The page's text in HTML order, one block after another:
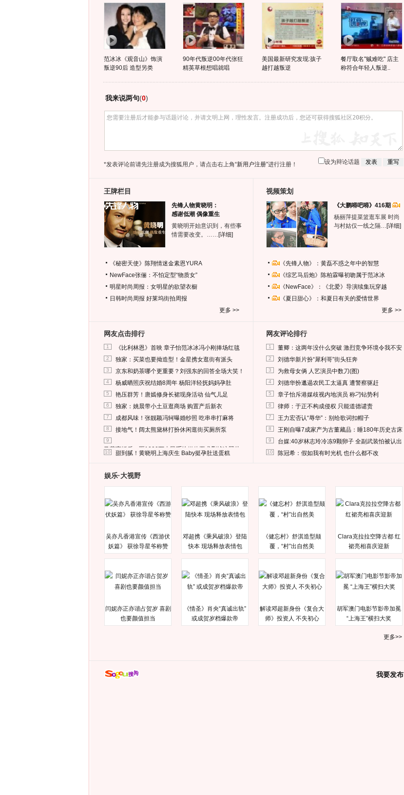
范冰冰《观音山》饰演
叛逆90后 造型另类
90年代叛逆00年代张狂
精英草根想唱就唱
美国最新研究发现:孩子
越打越叛逆
餐厅取名"贼难吃" 店主
称符合年轻人叛逆..
我来说两句(0)
*发表评论前请先注册成为搜狐用户，请点击右上角“新用户注册”进行注册！ 设为辩论话题
王牌栏目
先锋人物黄晓明：
感谢低潮 偶像重生
黄晓明开始意识到，有些事
情需要改变。…… [详细]
《秘密天使》陈翔情迷金素恩YURA
NewFace张俪：不怕定型“物质女”
明星时尚周报：女明星的欲望衣橱
日韩时尚周报 好莱坞街拍周报
更多 >>
视频策划
《大鹏嘚吧嘚》416期
杨丽萍提菜篮逛车展 时尚
与村姑仅一线之隔… [详细]
《先锋人物》：黄磊不惑之年中的智慧
《综艺马后炮》陈柏霖曝初吻属于范冰冰
《NewFace》：《北爱》导演续集玩穿越
《夏日甜心》：和夏日有关的爱情世界
更多 >>
网友点击排行
1 《比利林恩》首映 章子怡范冰冰冯小刚捧场红毯
2 独家：买菜也要拗造型！金星携女逛街有派头
3 京东和奶茶哪个更重要？刘强东的回答全场大笑！
4 杨威晒照庆祝结婚8周年 杨阳洋轻抚妈妈孕肚
5 艳压群芳！唐嫣修身长裙现身活动 仙气儿足
6 独家：姚晨带小土豆逛商场 购置产后新衣
7 成都风味！张靓颖冯轲曝婚纱照 吃串串打麻将
8 接地气！阔太熊黛林打扮休闲逛街买厕所泵
9
马蓉离婚后，砸1000万人民币给媒体要求删掉这照片
10 甜到腻！黄晓明上海庆生 Baby挺孕肚送蛋糕
网友评论排行
1 董卿：这两年没什么突破 激烈竞争环境令我不安
2 刘德华新片扮“犀利哥”街头狂奔
3 为救母女俩 人艺演员中数刀(图)
4 刘德华扮邋遢农民工太逼真 遭警察驱赶
5 章子怡斥港媒歧视内地演员 称刁钻势利
6 律师：于正不构成侵权 只能道德谴责
7 王力宏否认“辱华”：别给歌词扣帽子
8 王刚自曝7成家产为古董藏品：睡180年历史古床
9 台媒:40岁林志玲冷冻9颗卵子 全副武装怕被认出
10 陈冠希：假如我有时光机 也什么都不改
娱乐·大视野
吴亦凡香港宣传《西游伏
妖篇》 获徐导星爷称赞
邓超携《乘风破浪》登陆
快本 现场释放表情包
《健忘村》舒淇造型颠
覆，“村”出自然美
Clara克拉拉空降古都 红
裙亮相喜庆迎新
闫妮亦正亦谐占贺岁 喜剧
也要颜值担当
《情圣》肖央“真诚出轨”
或成贺岁档爆款帝
解读邓超新身份《复合大
师》投资人 不失初心
胡军澳门电影节影帝加冕
“上海王”横扫大奖
更多>>
我要发布